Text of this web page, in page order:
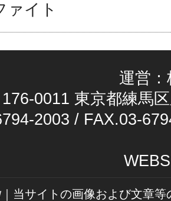
ァイト
運営
0011 東京都練馬
2003 / FAX.03-
｜当サイトの画像および文章